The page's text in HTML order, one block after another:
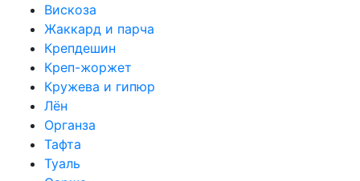
Вискоза
Жаккард и парча
Крепдешин
Креп-жоржет
Кружева и гипюр
Лён
Органза
Тафта
Туаль